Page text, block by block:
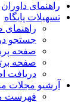
راهنمای داوران
تسهیلات پایگاه
راهنمای
جستجو در
صفحه
صفحه
دریافت
آرشیو مجلات
فهرست